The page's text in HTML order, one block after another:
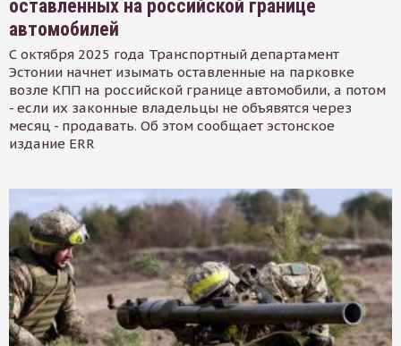
оставленных на российской границе
автомобилей
С октября 2025 года Транспортный департамент
Эстонии начнет изымать оставленные на парковке
возле КПП на российской границе автомобили, а потом
- если их законные владельцы не объявятся через
месяц - продавать. Об этом сообщает эстонское
издание ERR